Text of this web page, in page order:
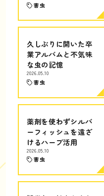
害虫
久しぶりに開いた卒
業アルバムと不気味
な虫の記憶
2026.05.10
害虫
薬剤を使わずシルバ
ーフィッシュを遠ざ
けるハーブ活用
2026.05.10
害虫